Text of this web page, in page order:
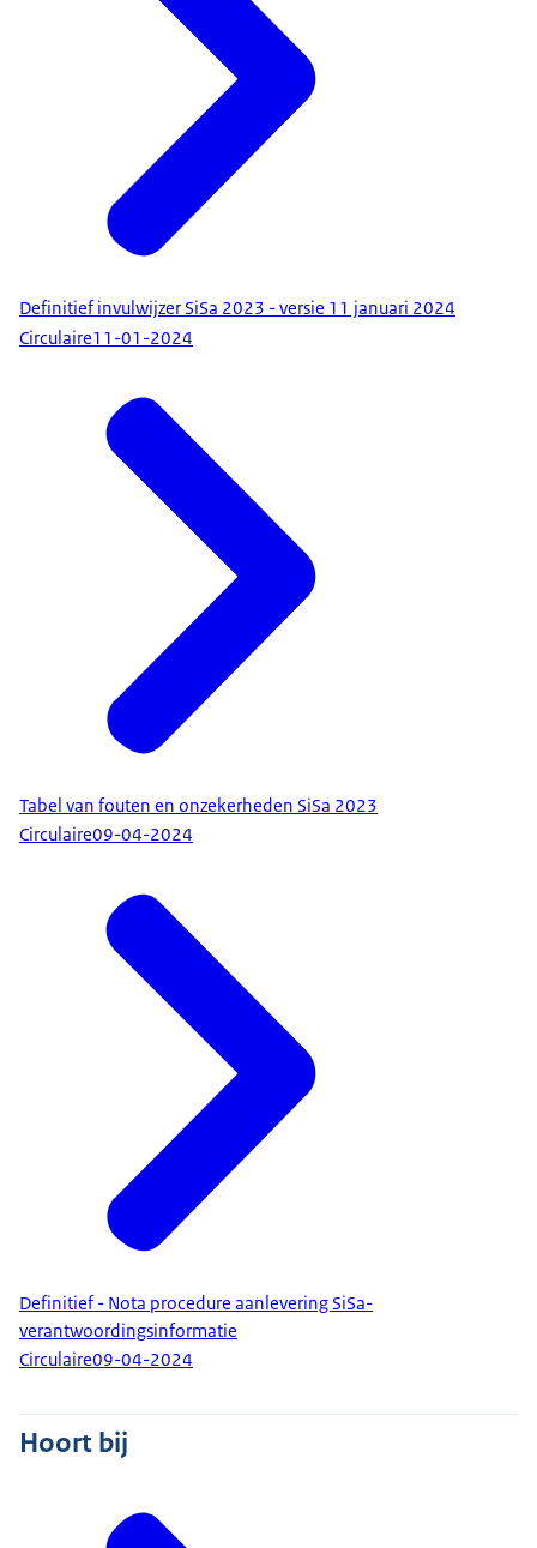
Definitief invulwijzer SiSa 2023 - versie 11 januari 2024
Circulaire11-01-2024
Tabel van fouten en onzekerheden SiSa 2023
Circulaire09-04-2024
Definitief - Nota procedure aanlevering SiSa-
verantwoordingsinformatie
Circulaire09-04-2024
Hoort bij